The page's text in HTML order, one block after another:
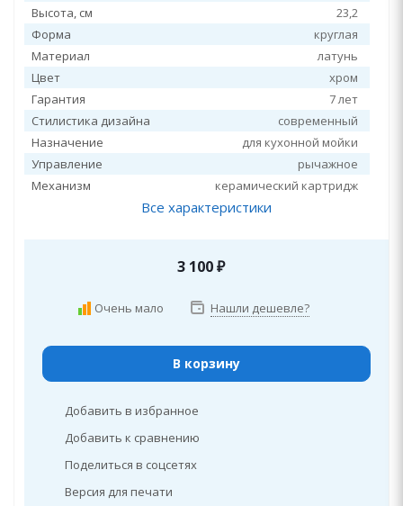
Высота, см
23,2
Форма
круглая
Материал
латунь
Цвет
хром
Гарантия
7 лет
Стилистика дизайна
современный
Назначение
для кухонной мойки
Управление
рычажное
Механизм
керамический картридж
Все характеристики
3 100₽
Очень мало Нашли дешевле?
В корзину
Добавить в избранное
Добавить к сравнению
Поделиться в соцсетях
Версия для печати